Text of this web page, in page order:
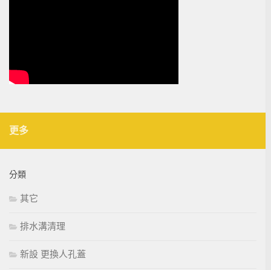
更多
分類
其它
排水溝清理
新設 更換人孔蓋